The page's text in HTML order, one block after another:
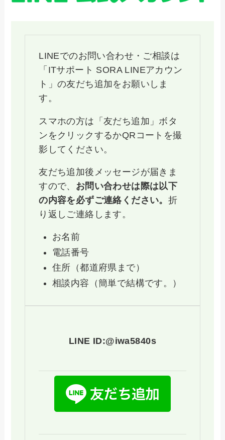
LINEでのお問い合わせ・ご相談は
「ITサポート SORA LINEアカウン
ト」の友だち追加をお願いしま
す。
スマホの方は「友だち追加」ボタ
ンをクリックするかQRコートを撮
影してください。
友だち追加後メッセージが届きま
すので、 お問い合わせは際は以下
の内容を必ずご連絡ください。 折
り返しご連絡します。
お名前
電話番号
住所（都道府県まで）
相談内容（簡単で結構です。）
LINE ID:@iwa5840s